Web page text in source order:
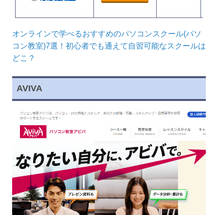
オンラインで学べるおすすめのパソコンスクール(パソ
コン教室)7選！初心者でも通えて自習可能なスクールは
どこ？
AVIVA